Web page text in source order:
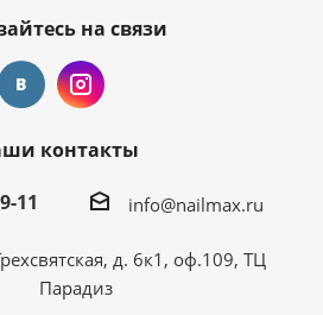
на связи
контакты
11
info@nailmax.ru
д. 6к1, оф.109, ТЦ
Парадиз